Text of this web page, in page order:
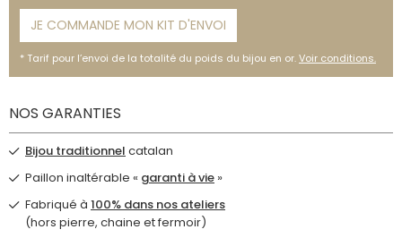
Tarif pour l’envoi de la totalité du poids du bijou en or.Voir conditions.
JE COMMANDE MON KIT D'ENVOI
NOS GARANTIES
Bijou traditionnel catalan
Paillon inaltérable « garanti à vie »
Fabriqué à 100% dans nos ateliers
(hors pierre, chaine et fermoir)